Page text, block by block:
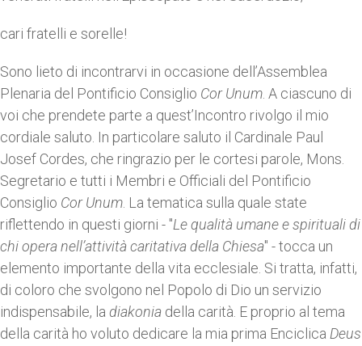
cari fratelli e sorelle!
Sono lieto di incontrarvi in occasione dell’Assemblea
Plenaria del Pontificio Consiglio Cor Unum . A ciascuno di
voi che prendete parte a quest’Incontro rivolgo il mio
cordiale saluto. In particolare saluto il Cardinale Paul
Josef Cordes, che ringrazio per le cortesi parole, Mons.
Segretario e tutti i Membri e Officiali del Pontificio
Consiglio Cor Unum . La tematica sulla quale state
riflettendo in questi giorni - "Le qualità umane e spirituali di
chi opera nell’attività caritativa della Chiesa" - tocca un
elemento importante della vita ecclesiale. Si tratta, infatti,
di coloro che svolgono nel Popolo di Dio un servizio
indispensabile, la diakonia della carità. E proprio al tema
della carità ho voluto dedicare la mia prima Enciclica Deus